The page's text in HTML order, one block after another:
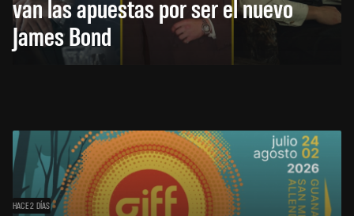
van las apuestas por ser el nuevo
James Bond
HACE 2 DÍAS